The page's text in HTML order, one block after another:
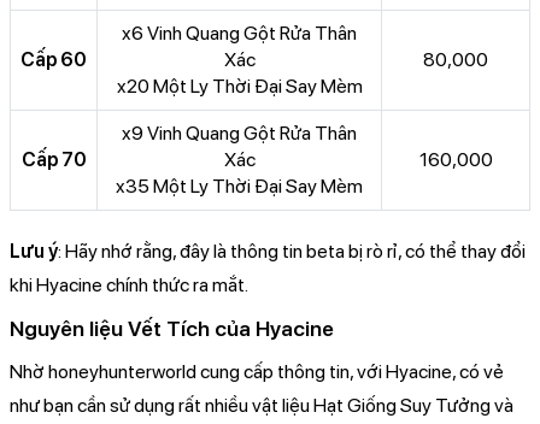
Cấp 60
x6 Vinh Quang Gột Rửa Thân
Xác
x20 Một Ly Thời Đại Say Mèm
80,000
Cấp 70
x9 Vinh Quang Gột Rửa Thân
Xác
x35 Một Ly Thời Đại Say Mèm
160,000
Lưu ý: Hãy nhớ rằng, đây là thông tin beta bị rò rỉ, có thể thay đổi
khi Hyacine chính thức ra mắt.
Nguyên liệu Vết Tích của Hyacine
Nhờ honeyhunterworld cung cấp thông tin, với Hyacine, có vẻ
như bạn cần sử dụng rất nhiều vật liệu Hạt Giống Suy Tưởng và